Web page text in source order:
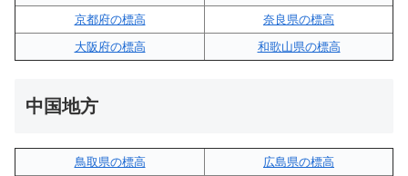
京都府の標高
奈良県の標高
大阪府の標高
和歌山県の標高
中国地方
鳥取県の標高
広島県の標高